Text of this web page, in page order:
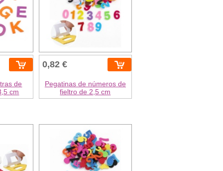
de
cm
0,82 €
Pegatinas de números de
fieltro de 2,5 cm